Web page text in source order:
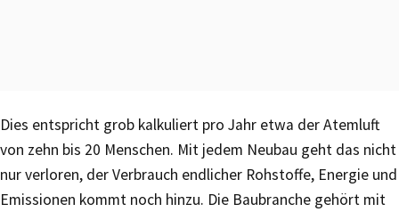
Dies entspricht grob kalkuliert pro Jahr etwa der Atemluft
von zehn bis 20 Menschen. Mit jedem Neubau geht das nicht
nur verloren, der Verbrauch endlicher Rohstoffe, Energie und
Emissionen kommt noch hinzu. Die Baubranche gehört mit